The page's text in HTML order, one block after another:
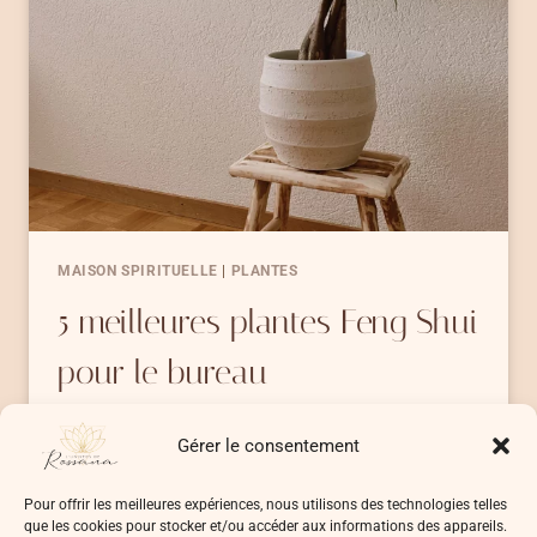
Gérer le consentement
Pour offrir les meilleures expériences, nous utilisons des technologies telles
que les cookies pour stocker et/ou accéder aux informations des appareils.
LA
MAISON
MAISON SPIRITUELLE | PLANTES
5 meilleures plantes Feng Shui
pour le bureau
Tu te sens fatigué(e) ou stressé(e) à ton
bureau ? Ou…
LIRE LA SUITE5